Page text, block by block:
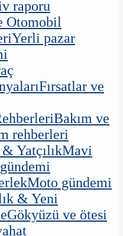
raporu
Otomobil
Yerli pazar
Fırsatlar ve
Bakım ve
rehberleri
YatçılıkMavi
Moto gündemi
& Yeni
Gökyüzü ve ötesi